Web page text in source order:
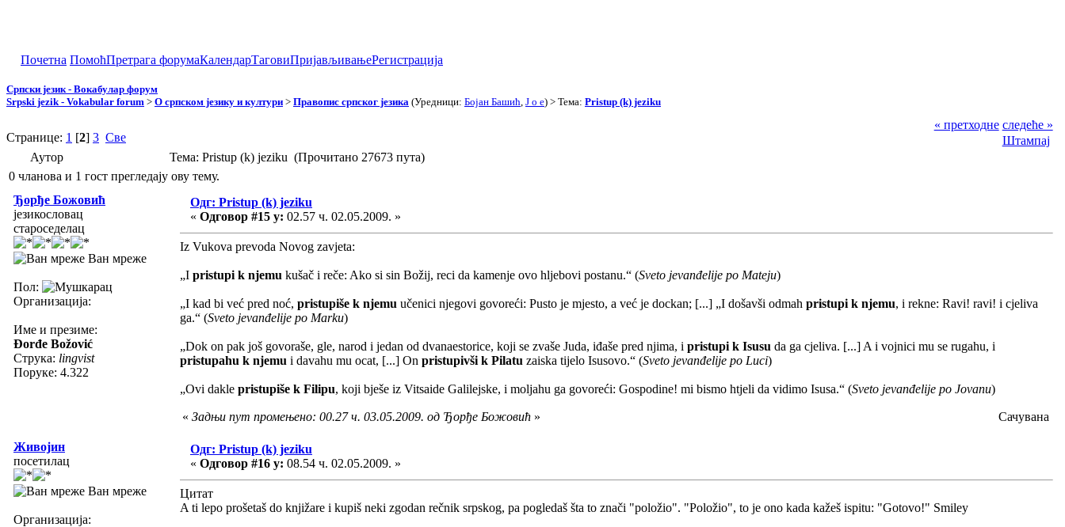
Почетна ПомоћПретрага форумаКалендарТаговиПријављивањеРегистрација
Српски језик - Вокабулар форум
Srpski jezik - Vokabular forum > О српском језику и култури > Правопис српског језика (Уредници: Бојан Башић J o e) > Тема: Pristup (k) jeziku
Странице: 1 [2] 3 Све
« претходне следеће »
Штампај
Аутор
Тема: Pristup (k) jeziku (Прочитано 27673 пута)
0 чланова и 1 гост прегледају ову тему.
Ђорђе Божовић
језикословац
староседелац
Ван мреже
Пол:
Организација:
Име и презиме:
Đorđe Božović
Струка: lingvist
Поруке: 4.322
Одг: Pristup (k) jeziku
« Одговор #15 у: 02.57 ч. 02.05.2009. »
Iz Vukova prevoda Novog zavjeta:
„I pristupi k njemu kušač i reče: Ako si sin Božij, reci da kamenje ovo hljebovi postanu.“ (Sveto jevanđelije po Mateju)
„I kad bi već pred noć, pristupiše k njemu učenici njegovi govoreći: Pusto je mjesto, a već je dockan; [...] „I došavši odmah pristupi k njemu, i rekne: Ravi! ravi! i cjeliva
ga.“ (Sveto jevanđelije po Marku)
„Dok on pak još govoraše, gle, narod i jedan od dvanaestorice, koji se zvaše Juda, iđaše pred njima, i pristupi k Isusu da ga cjeliva. [...] A i vojnici mu se rugahu, i
pristupahu k njemu i davahu mu ocat, [...] On pristupivši k Pilatu zaiska tijelo Isusovo.“ (Sveto jevanđelije po Luci)
„Ovi dakle pristupiše k Filipu, koji bješe iz Vitsaide Galilejske, i moljahu ga govoreći: Gospodine! mi bismo htjeli da vidimo Isusa.“ (Sveto jevanđelije po Jovanu)
« Задњи пут промењено: 00.27 ч. 03.05.2009. од Ђорђе Божовић » Сачувана
Живојин
посетилац
Ван мреже
Организација:
Одг: Pristup (k) jeziku
« Одговор #16 у: 08.54 ч. 02.05.2009. »
Цитат
A ti lepo prošetaš do knjižare i kupiš neki zgodan rečnik srpskog, pa pogledaš šta to znači "položio". "Položio", to je ono kada kažeš ispitu: "Gotovo!" Smiley